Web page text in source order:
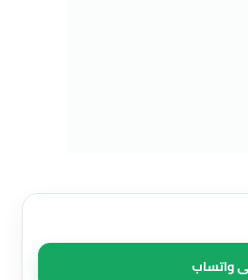
واتساب